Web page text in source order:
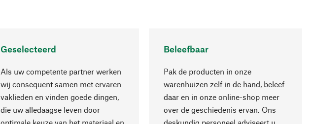
Geselecteerd
Als uw competente partner werken
wij consequent samen met ervaren
vaklieden en vinden goede dingen,
die uw alledaagse leven door
Beleefbaar
Pak de producten in onze
warenhuizen zelf in de hand, beleef
daar en in onze online-shop meer
over de geschiedenis ervan. Ons
Naar boven